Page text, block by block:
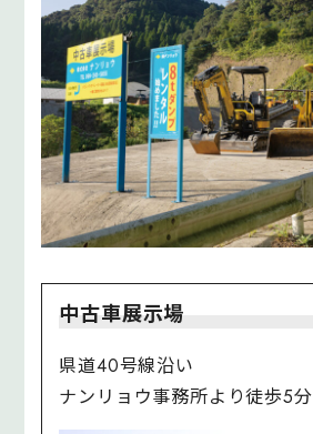
中古車展示場
県道40号線沿い
ナンリョウ事務所より徒歩5分